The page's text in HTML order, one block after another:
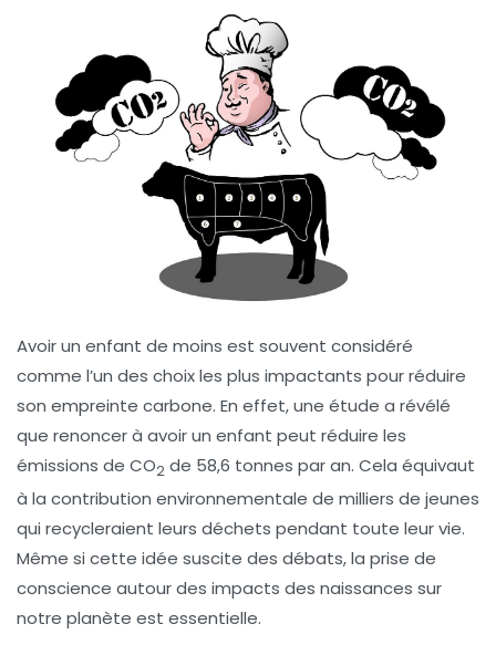
Avoir un enfant de moins est souvent considéré
comme l’un des choix les plus impactants pour réduire
son empreinte carbone. En effet, une étude a révélé
que renoncer à avoir un enfant peut réduire les
émissions de CO2 de 58,6 tonnes par an. Cela équivaut
à la contribution environnementale de milliers de jeunes
qui recycleraient leurs déchets pendant toute leur vie.
Même si cette idée suscite des débats, la prise de
conscience autour des impacts des naissances sur
notre planète est essentielle.